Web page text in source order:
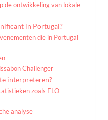
de ontwikkeling van lokale
in Portugal?
die in Portugal
Challenger
interpreteren?
zoals ELO-
analyse